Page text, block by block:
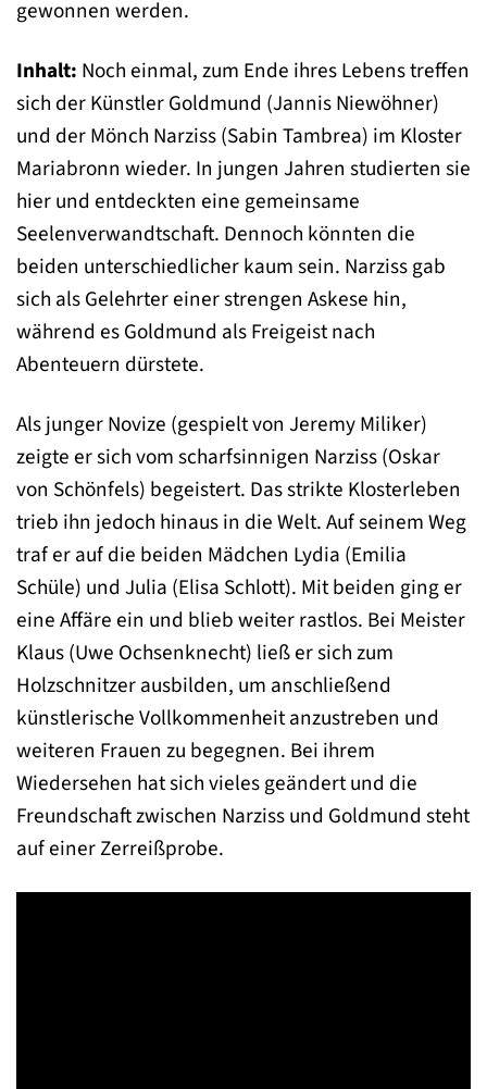
gewonnen werden.
Inhalt: Noch einmal, zum Ende ihres Lebens treffen
sich der Künstler Goldmund (Jannis Niewöhner)
und der Mönch Narziss (Sabin Tambrea) im Kloster
Mariabronn wieder. In jungen Jahren studierten sie
hier und entdeckten eine gemeinsame
Seelenverwandtschaft. Dennoch könnten die
beiden unterschiedlicher kaum sein. Narziss gab
sich als Gelehrter einer strengen Askese hin,
während es Goldmund als Freigeist nach
Abenteuern dürstete.
Als junger Novize (gespielt von Jeremy Miliker)
zeigte er sich vom scharfsinnigen Narziss (Oskar
von Schönfels) begeistert. Das strikte Klosterleben
trieb ihn jedoch hinaus in die Welt. Auf seinem Weg
traf er auf die beiden Mädchen Lydia (Emilia
Schüle) und Julia (Elisa Schlott). Mit beiden ging er
eine Affäre ein und blieb weiter rastlos. Bei Meister
Klaus (Uwe Ochsenknecht) ließ er sich zum
Holzschnitzer ausbilden, um anschließend
künstlerische Vollkommenheit anzustreben und
weiteren Frauen zu begegnen. Bei ihrem
Wiedersehen hat sich vieles geändert und die
Freundschaft zwischen Narziss und Goldmund steht
auf einer Zerreißprobe.